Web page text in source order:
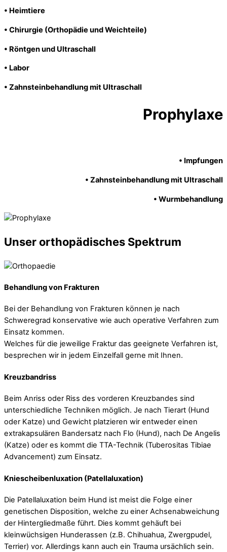
• Heimtiere
• Chirurgie (Orthopädie und Weichteile)
• Röntgen und Ultraschall
• Labor
• Zahnsteinbehandlung mit Ultraschall
Prophylaxe
• Impfungen
• Zahnsteinbehandlung mit Ultraschall
• Wurmbehandlung
Unser orthopädisches Spektrum
Behandlung von Frakturen
Bei der Behandlung von Frakturen können je nach
Schweregrad konservative wie auch operative Verfahren zum
Einsatz kommen.
Welches für die jeweilige Fraktur das geeignete Verfahren ist,
besprechen wir in jedem Einzelfall gerne mit Ihnen.
Kreuzbandriss
Beim Anriss oder Riss des vorderen Kreuzbandes sind
unterschiedliche Techniken möglich. Je nach Tierart (Hund
oder Katze) und Gewicht platzieren wir entweder einen
extrakapsulären Bandersatz nach Flo (Hund), nach De Angelis
(Katze) oder es kommt die TTA-Technik (Tuberositas Tibiae
Advancement) zum Einsatz.
Kniescheibenluxation (Patellaluxation)
Die Patellaluxation beim Hund ist meist die Folge einer
genetischen Disposition, welche zu einer Achsenabweichung
der Hintergliedmaße führt. Dies kommt gehäuft bei
kleinwüchsigen Hunderassen (z.B. Chihuahua, Zwergpudel,
Terrier) vor. Allerdings kann auch ein Trauma ursächlich sein.